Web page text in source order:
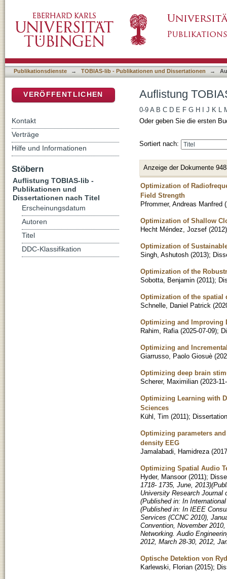
Publikationsdienste → TOBIAS-lib - Publikationen und Dissertationen →
Auflistung
0-9 A B C D E F G H J K L
Oder geben Sie die ersten
Sortiert nach:
Anzeige der Dokumente
Optimization of
Field Strength
Pfrommer, Andreas Manfred (
Optimization of Shallow
Hecht Méndez, Jozsef (2012)
Optimization of
Singh, Ashutosh (2013);
Optimization of the
Sobotta, Benjamin (2011);
Optimization of the spatial
Schnelle, Daniel Patrick (
Optimizing and Improving
Rahim, Rafia (2025-07-09);
Optimizing and
Giarrusso, Paolo Giosuè (
Optimizing deep brain
Scherer, Maximilian (2023-
Optimizing Learning with
Sciences
Kühl, Tim (2011); Dissertation
Optimizing parameters
density EEG
Jamalabadi, Hamidreza (2017
Optimizing Spatial Audio
Hyder, Mansoor (2011);
1718- 1735, June,
University Research Journal
(Published in: In
(Published in: In IEEE
Services (CCNC 2010),
Convention, November
Networking. Audio
2012, March 28-30, 2012,
Optische Detektion von
Karlewski, Florian (2015);
VERÖFFENTLICHEN
Kontakt
Verträge
Hilfe und Informationen
Stöbern
Auflistung TOBIAS-lib -
Publikationen und
Dissertationen nach Titel
Erscheinungsdatum
Autoren
Titel
DDC-Klassifikation